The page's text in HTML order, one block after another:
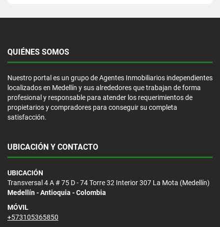
QUIÉNES SOMOS
Nuestro portal es un grupo de Agentes Inmobiliarios independientes
localizados en Medellín y sus alrededores que trabajan de forma
profesional y responsable para atender los requerimientos de
propietarios y compradores para conseguir su completa
satisfacción.
UBICACIÓN Y CONTACTO
UBICACIÓN
Transversal 4 A # 75 D - 74 Torre 32 Interior 307 La Mota (Medellín)
Medellín - Antioquia - Colombia
MÓVIL
+573105365850